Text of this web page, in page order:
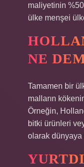
maliyetinin
ülke menşei
NE
Tamamen bir
malların
Örneğin,
bitki ürünleri
olarak